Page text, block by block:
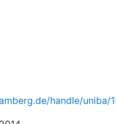
handle/uniba/